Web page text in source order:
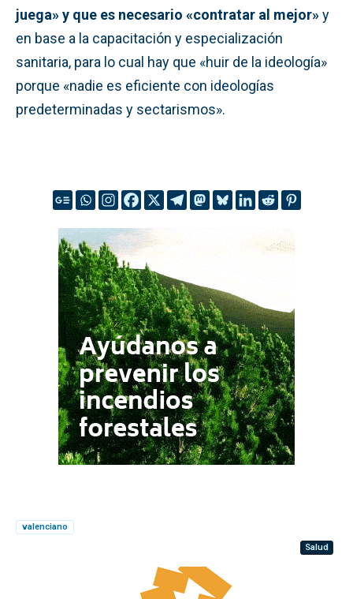
juega» y que es necesario «contratar al mejor»y
en base a la capacitación y especialización
sanitaria, para lo cual hay que «huir de la ideología»
porque «nadie es eficiente con ideologías
predeterminadas y sectarismos».
valenciano
Salud